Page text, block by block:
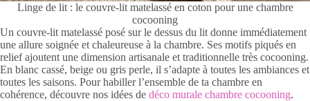
Linge de lit : le couvre-lit matelassé en coton pour une chambre
cocooning
Un couvre-lit matelassé posé sur le dessus du lit donne immédiatement
une allure soignée et chaleureuse à la chambre. Ses motifs piqués en
relief ajoutent une dimension artisanale et traditionnelle très cocooning.
En blanc cassé, beige ou gris perle, il s’adapte à toutes les ambiances et
toutes les saisons. Pour habiller l’ensemble de ta chambre en
cohérence, découvre nos idées de déco murale chambre cocooning.